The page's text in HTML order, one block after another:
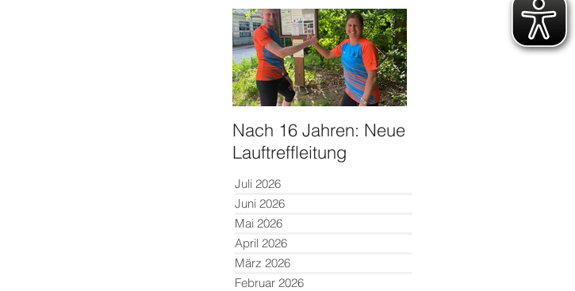
Nach 16 Jahren: Neue
Lauftreffleitung
Juli 2026
Juni 2026
Mai 2026
April 2026
März 2026
Februar 2026